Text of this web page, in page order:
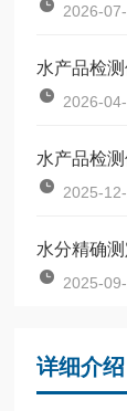
2026-
水产品检
2026-
水产品检
2025-
水分精确
2025-
详细介绍